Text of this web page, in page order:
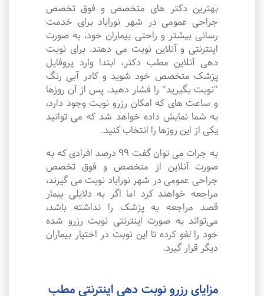
بهترین دکتر های متخصص و فوق تخصص
جراحی عمومی در شهر نوراباد برای خدمت
رسانی بیشتر و راحتی بیماران خود، به صورت
اینترنتی و آنلاین نوبت می دهند. برای نوبت
دهی آنلاین مطب دکتر، ابتدا وارد پروفایل
پزشک متخصص خود شوید و کادر آبی رنگ
"نوبت بگیرید" را فشار دهید. پس از آن روزها
و ساعت های که امکان رزرو نوبت وجود دارد،
به شما نمایش داده خواهد شد که می توانید
یکی از این روزها را انتخاب کنید.
به جرات می‌ توان گفت ۹۹ درصد افرادی که به
صورت آنلاین از متخصص و فوق تخصص
جراحی عمومی در شهر نوراباد نوبت می گیرند،
مراجعه خواهند کرد اما اگر به دلایلی بیمار
قصد مراجعه به پزشک را نداشته باشد،
می‌تواند به صورت اینترنتی نوبت رزرو شده
خود را لغو کرده تا این نوبت در اختیار بیماران
دیگر قرار گیرد.
مزایای رزرو نوبت دهی اینترنتی مطب